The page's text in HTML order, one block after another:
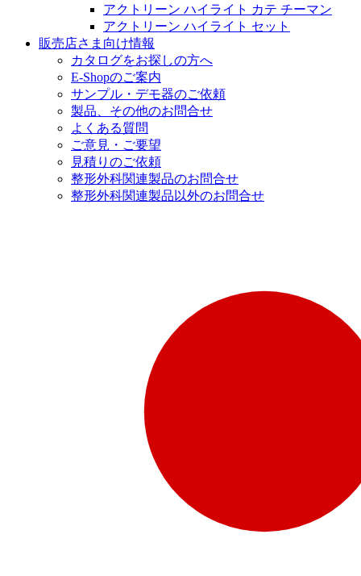
アクトリーン ハイライト カテ チーマン
アクトリーン ハイライト セット
販売店さま向け情報
カタログをお探しの方へ
E-Shopのご案内
サンプル・デモ器のご依頼
製品、その他のお問合せ
よくある質問
ご意見・ご要望
見積りのご依頼
整形外科関連製品のお問合せ
整形外科関連製品以外のお問合せ